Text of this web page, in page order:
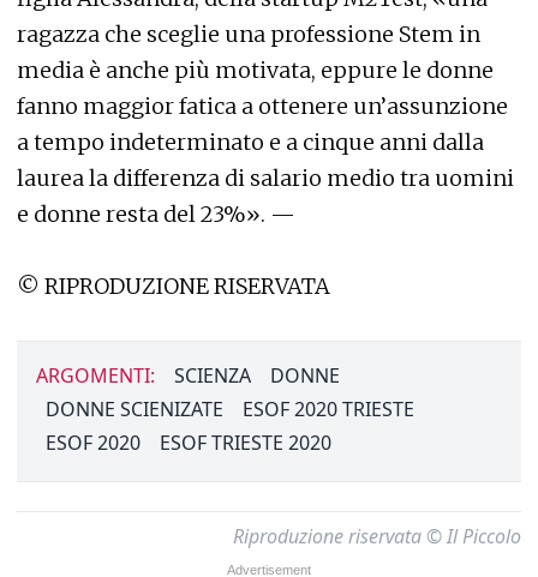
ragazza che sceglie una professione Stem in
media è anche più motivata, eppure le donne
fanno maggior fatica a ottenere un’assunzione
a tempo indeterminato e a cinque anni dalla
laurea la differenza di salario medio tra uomini
e donne resta del 23%». —
© RIPRODUZIONE RISERVATA
ARGOMENTI: SCIENZA
DONNE
DONNE SCIENIZATE
ESOF 2020 TRIESTE
ESOF 2020
ESOF TRIESTE 2020
Riproduzione riservata © Il Piccolo